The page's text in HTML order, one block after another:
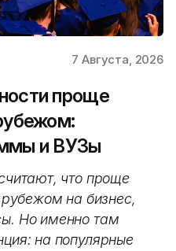
7 Августа, 2026
проще
и ВУЗы
что проще
рубежом на бизнес,
Но именно там
на популярные